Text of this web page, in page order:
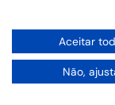
Aceitar
Não,